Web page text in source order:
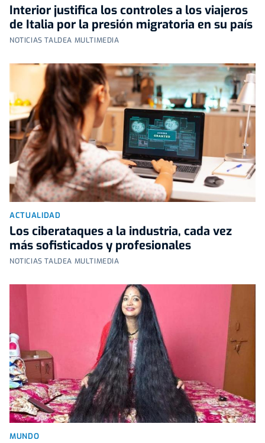
Interior justifica los controles a los viajeros
de Italia por la presión migratoria en su país
NOTICIAS TALDEA MULTIMEDIA
ACTUALIDAD
Los ciberataques a la industria, cada vez
más sofisticados y profesionales
NOTICIAS TALDEA MULTIMEDIA
MUNDO